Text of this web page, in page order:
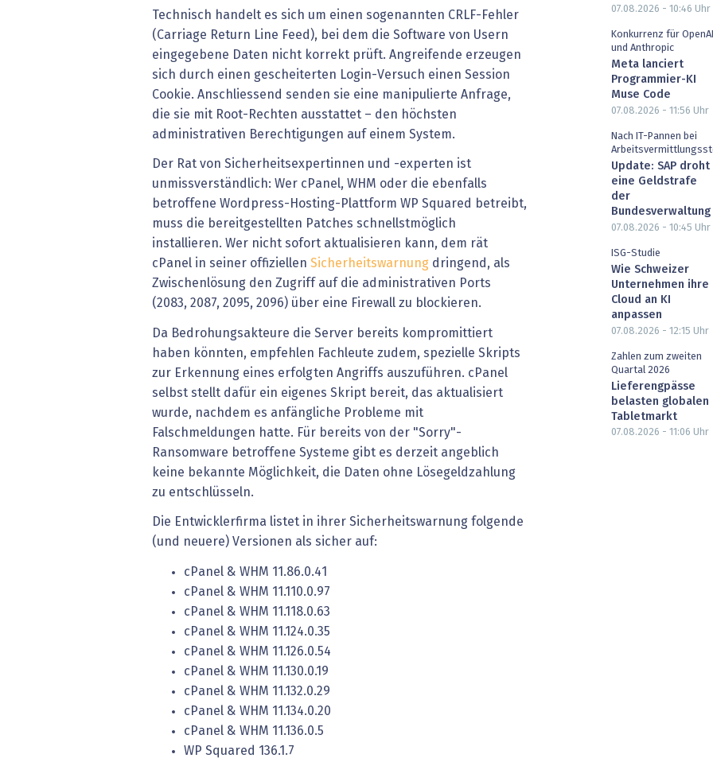
Technisch handelt es sich um einen sogenannten CRLF-Fehler
(Carriage Return Line Feed), bei dem die Software von Usern
eingegebene Daten nicht korrekt prüft. Angreifende erzeugen
sich durch einen gescheiterten Login-Versuch einen Session
Cookie. Anschliessend senden sie eine manipulierte Anfrage,
die sie mit Root-Rechten ausstattet – den höchsten
administrativen Berechtigungen auf einem System.
Der Rat von Sicherheitsexpertinnen und -experten ist
unmissverständlich: Wer cPanel, WHM oder die ebenfalls
betroffene Wordpress-Hosting-Plattform WP Squared betreibt,
muss die bereitgestellten Patches schnellstmöglich
installieren. Wer nicht sofort aktualisieren kann, dem rät
cPanel in seiner offiziellen Sicherheitswarnung dringend, als
Zwischenlösung den Zugriff auf die administrativen Ports
(2083, 2087, 2095, 2096) über eine Firewall zu blockieren.
Da Bedrohungsakteure die Server bereits kompromittiert
haben könnten, empfehlen Fachleute zudem, spezielle Skripts
zur Erkennung eines erfolgten Angriffs auszuführen. cPanel
selbst stellt dafür ein eigenes Skript bereit, das aktualisiert
wurde, nachdem es anfängliche Probleme mit
Falschmeldungen hatte. Für bereits von der "Sorry"-
Ransomware betroffene Systeme gibt es derzeit angeblich
keine bekannte Möglichkeit, die Daten ohne Lösegeldzahlung
zu entschlüsseln.
Die Entwicklerfirma listet in ihrer Sicherheitswarnung folgende
(und neuere) Versionen als sicher auf:
cPanel & WHM 11.86.0.41
cPanel & WHM 11.110.0.97
cPanel & WHM 11.118.0.63
cPanel & WHM 11.124.0.35
cPanel & WHM 11.126.0.54
cPanel & WHM 11.130.0.19
cPanel & WHM 11.132.0.29
cPanel & WHM 11.134.0.20
cPanel & WHM 11.136.0.5
WP Squared 136.1.7
07.08.2026 - 10:46 Uhr
Konkurrenz für OpenAI
und Anthropic
Meta lanciert
Programmier-KI
Muse Code
07.08.2026 - 11:56 Uhr
Nach IT-Pannen bei
Update: SAP droht
eine Geldstrafe
der
Bundesverwaltung
07.08.2026 - 10:45 Uhr
ISG-Studie
Wie Schweizer
Unternehmen ihre
Cloud an KI
anpassen
07.08.2026 - 12:15 Uhr
Zahlen zum zweiten
Quartal 2026
Lieferengpässe
belasten globalen
Tabletmarkt
07.08.2026 - 11:06 Uhr